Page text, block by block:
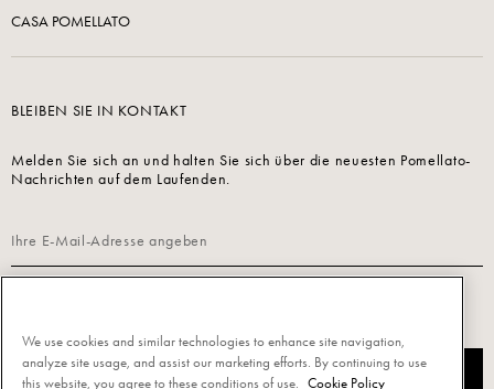
CASA POMELLATO
BLEIBEN SIE IN KONTAKT
Melden Sie sich an und halten Sie sich über die neuesten Pomellato-
Nachrichten auf dem Laufenden.
JETZT ANMELDEN
We use cookies and similar technologies to enhance site navigation,
analyze site usage, and assist our marketing efforts. By continuing to use
this website, you agree to these conditions of use.
Cookie Policy